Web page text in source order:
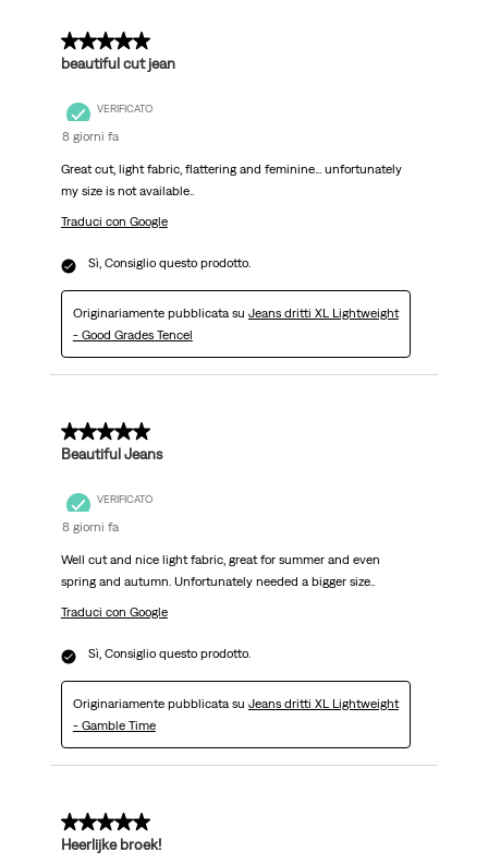
5 su 5 stelle.
beautiful cut jean
VERIFICATO
8 giorni fa
Great cut, light fabric, flattering and feminine... unfortunately
my size is not available..
Traduci con Google
Sì, Consiglio questo prodotto.
Originariamente pubblicata su Jeans dritti XL Lightweight
- Good Grades Tencel
5 su 5 stelle.
Beautiful Jeans
VERIFICATO
8 giorni fa
Well cut and nice light fabric, great for summer and even
spring and autumn. Unfortunately needed a bigger size..
Traduci con Google
Sì, Consiglio questo prodotto.
Originariamente pubblicata su Jeans dritti XL Lightweight
- Gamble Time
5 su 5 stelle.
Heerlijke broek!